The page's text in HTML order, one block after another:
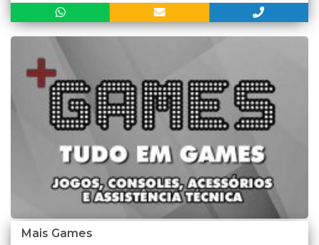
Mais Games